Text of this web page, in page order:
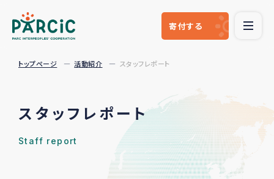
寄付する
トップページ 活動紹介 スタッフレポート
スタッフレポート
Staff report